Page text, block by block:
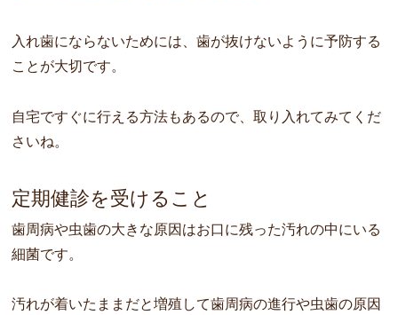
入れ歯にならないためには、歯が抜けないように予防する
ことが大切です。
自宅ですぐに行える方法もあるので、取り入れてみてくだ
さいね。
定期健診を受けること
歯周病や虫歯の大きな原因はお口に残った汚れの中にいる
細菌です。
汚れが着いたままだと増殖して歯周病の進行や虫歯の原因